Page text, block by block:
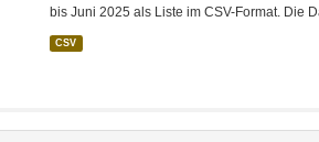
bis Juni 2025 als Liste im CSV-Format. Die
CSV